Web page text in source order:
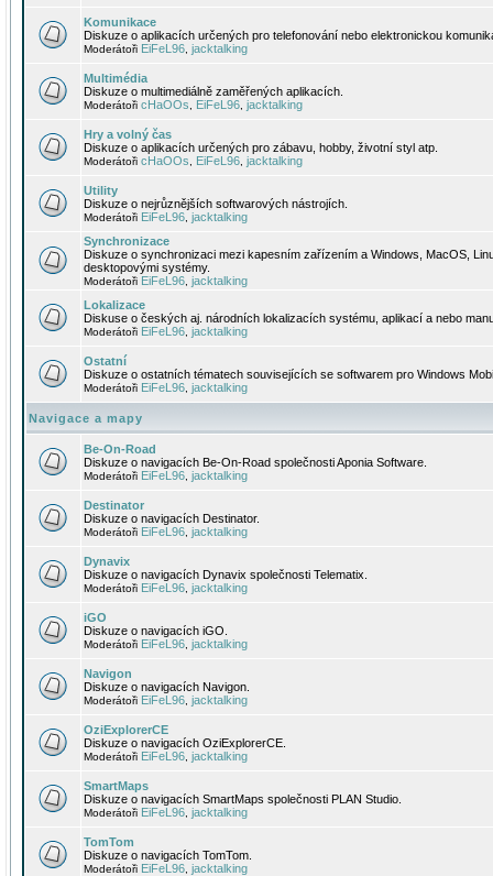
Komunikace
Diskuze o aplikacích určených pro telefonování nebo elektronickou
Moderátoři EiFeL96 jacktalking
Multimédia
Diskuze o multimediálně zaměřených aplikacích.
Moderátoři cHaOOs EiFeL96 jacktalking
Hry a volný čas
Diskuze o aplikacích určených pro zábavu, hobby, životní styl atp.
Moderátoři cHaOOs EiFeL96 jacktalking
Utility
Diskuze o nejrůznějších softwarových nástrojích.
Moderátoři EiFeL96 jacktalking
Synchronizace
Diskuze o synchronizaci mezi kapesním zařízením a Windows, MacOS,
desktopovými systémy.
Moderátoři EiFeL96 jacktalking
Lokalizace
Diskuse o českých aj. národních lokalizacích systému, aplikací a nebo
Moderátoři EiFeL96 jacktalking
Ostatní
Diskuze o ostatních tématech souvisejících se softwarem pro Windows
Moderátoři EiFeL96 jacktalking
Navigace a mapy
Be-On-Road
Diskuze o navigacích Be-On-Road společnosti Aponia Software.
Moderátoři EiFeL96 jacktalking
Destinator
Diskuze o navigacích Destinator.
Moderátoři EiFeL96 jacktalking
Dynavix
Diskuze o navigacích Dynavix společnosti Telematix.
Moderátoři EiFeL96 jacktalking
iGO
Diskuze o navigacích iGO.
Moderátoři EiFeL96 jacktalking
Navigon
Diskuze o navigacích Navigon.
Moderátoři EiFeL96 jacktalking
OziExplorerCE
Diskuze o navigacích OziExplorerCE.
Moderátoři EiFeL96 jacktalking
SmartMaps
Diskuze o navigacích SmartMaps společnosti PLAN Studio.
Moderátoři EiFeL96 jacktalking
TomTom
Diskuze o navigacích TomTom.
Moderátoři EiFeL96 jacktalking